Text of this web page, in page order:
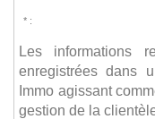
* :
Les informations
enregistrées dans
Immo agissant
gestion de la